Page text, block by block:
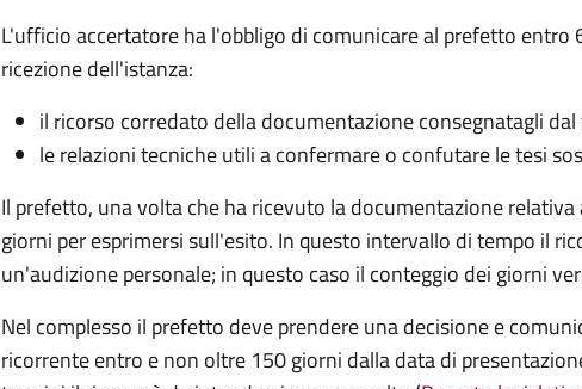
L'ufficio accertatore ha l'obbligo di comunicare al prefetto entro
ricezione dell'istanza:
il ricorso corredato della documentazione consegnatagli
le relazioni tecniche utili a confermare o confutare le tesi
Il prefetto, una volta che ha ricevuto la documentazione
giorni per esprimersi sull'esito. In questo intervallo di tempo il
un'audizione personale; in questo caso il conteggio dei giorni
Nel complesso il prefetto deve prendere una decisione e
ricorrente entro e non oltre 150 giorni dalla data di